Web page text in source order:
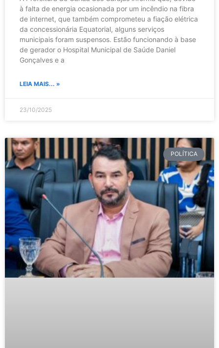
à falta de energia ocasionada por um incêndio na fibra
de internet, que também comprometeu a fiação elétrica
da concessionária Equatorial, alguns serviços
municipais foram suspensos. Estão funcionando à base
de gerador o Hospital Municipal de Saúde Daniel
Gonçalves e a
LEIA MAIS... »
23/10/2025
POLÍTICA